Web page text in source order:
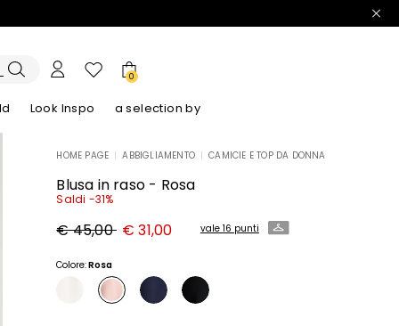
0
Look Inspo a selection by
Scopri i nostri AbitiScopri i nostri Sandali
HOME PAGE ABBIGLIAMENTO CAMICIE E TOP DA DONNA
Blusa in raso - Rosa
Saldi -31%
Prezzo
originale
45,00
€ 45,00 Nuovo
prezzo
€ 31,00 vale 16 punti
Colore:Rosa